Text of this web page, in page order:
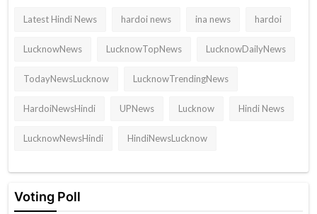
Latest Hindi News hardoi news ina news hardoi
LucknowNews LucknowTopNews LucknowDailyNews
TodayNewsLucknow LucknowTrendingNews
HardoiNewsHindi UPNews Lucknow Hindi News
LucknowNewsHindi HindiNewsLucknow
Voting Poll